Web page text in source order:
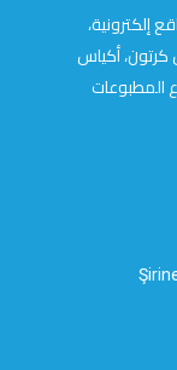
إلكترونية،
أكياس
المطبوعات